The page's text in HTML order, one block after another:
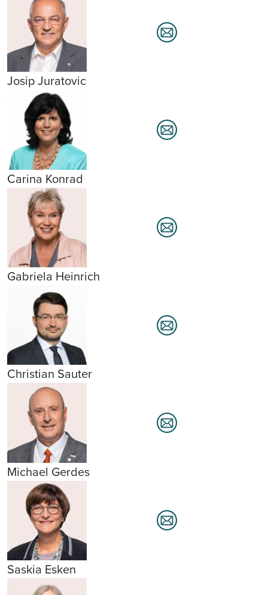
Josip Juratovic
Carina Konrad
Gabriela Heinrich
Christian Sauter
Michael Gerdes
Saskia Esken